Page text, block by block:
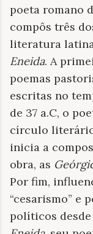
poeta romano
compôs três
literatura
Eneida. A
poemas
escritas no
de 37 a.C, o
círculo literário
inicia a
obra, as
Por fim,
“cesarismo” e
políticos